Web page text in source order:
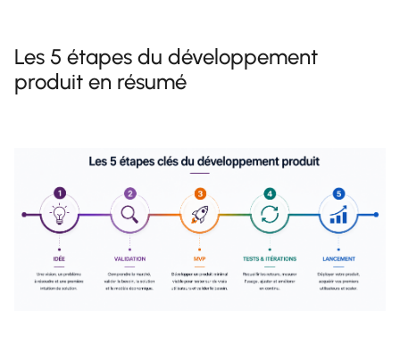
Les 5 étapes du développement
produit en résumé